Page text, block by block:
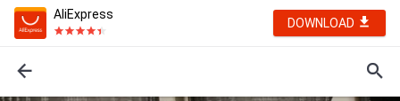
AliExpress
DOWNLOAD